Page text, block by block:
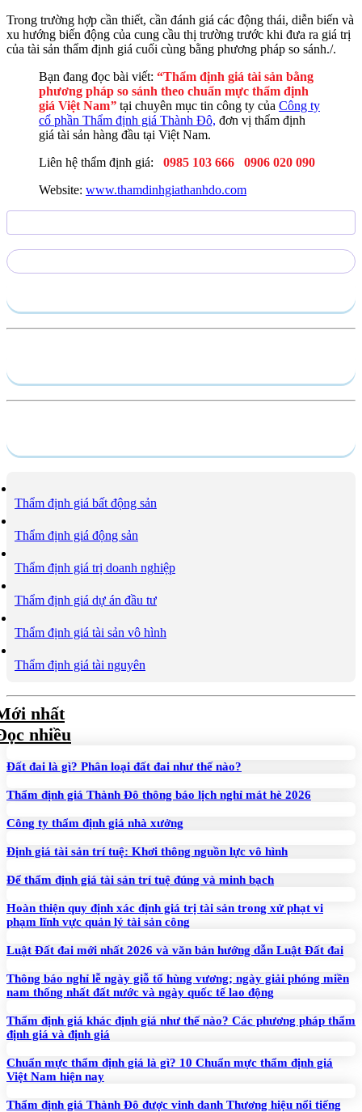
Trong trường hợp cần thiết, cần đánh giá các động thái, diễn biến và
xu hướng biến động của cung cầu thị trường trước khi đưa ra giá trị
của tài sản thẩm định giá cuối cùng bằng phương pháp so sánh./.
Bạn đang đọc bài viết: “Thẩm định giá tài sản bằng
phương pháp so sánh theo chuẩn mực thẩm định
giá Việt Nam” tại chuyên mục tin công ty của Công ty
cổ phần Thẩm định giá Thành Đô, đơn vị thẩm định
giá tài sản hàng đầu tại Việt Nam.
Liên hệ thẩm định giá:
0985 103 666
0906 020 090
Website: www.thamdinhgiathanhdo.com
Thẩm định giá bất động sản
Thẩm định giá động sản
Thẩm định giá trị doanh nghiệp
Thẩm định giá dự án đầu tư
Thẩm định giá tài sản vô hình
Thẩm định giá tài nguyên
nhất
nhiều
Đất đai là gì? Phân loại đất đai như thế nào?
Thẩm định giá Thành Đô thông báo lịch nghỉ mát hè 2026
Công ty thẩm định giá nhà xưởng
Định giá tài sản trí tuệ: Khơi thông nguồn lực vô hình
Để thẩm định giá tài sản trí tuệ đúng và minh bạch
Hoàn thiện quy định xác định giá trị tài sản trong xử phạt vi
phạm lĩnh vực quản lý tài sản công
Luật Đất đai mới nhất 2026 và văn bản hướng dẫn Luật Đất đai
Thông báo nghỉ lễ ngày giỗ tổ hùng vương; ngày giải phóng miền
nam thống nhất đất nước và ngày quốc tế lao động
Thẩm định giá khác định giá như thế nào? Các phương pháp thẩm
định giá và định giá
Chuẩn mực thẩm định giá là gì? 10 Chuẩn mực thẩm định giá
Việt Nam hiện nay
Thẩm định giá Thành Đô được vinh danh Thương hiệu nổi tiếng